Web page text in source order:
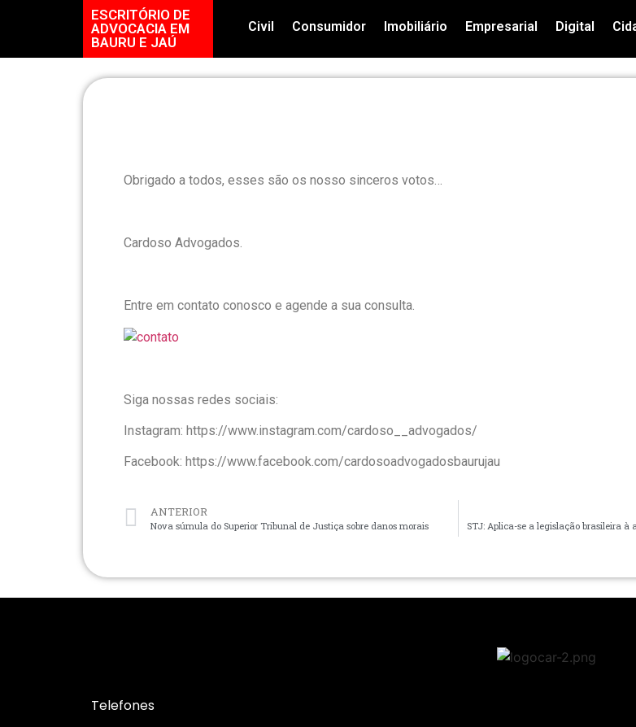
ESCRITÓRIO DE
ADVOCACIA EM
BAURU E JAÚ
Civil Consumidor Imobiliário Empresarial Digital
Obrigado a todos, esses são os nosso sinceros votos…
Cardoso Advogados.
Entre em contato conosco e agende a sua consulta.
Siga nossas redes sociais:
Instagram: https://www.instagram.com/cardoso__advogados/
Facebook: https://www.facebook.com/cardosoadvogadosbaurujau
ANTERIOR
Nova súmula do Superior Tribunal de Justiça sobre danos morais STJ: Aplica-se a legislação brasileira à
Telefones